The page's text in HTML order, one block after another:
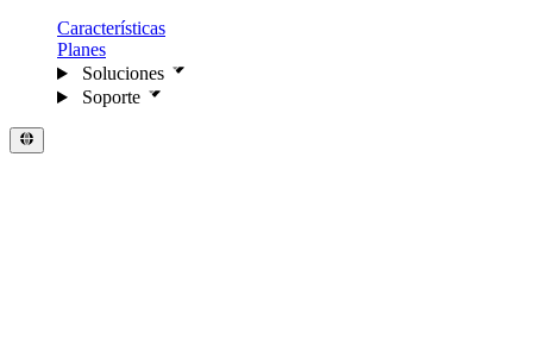
Características
Planes
Soluciones
Soporte